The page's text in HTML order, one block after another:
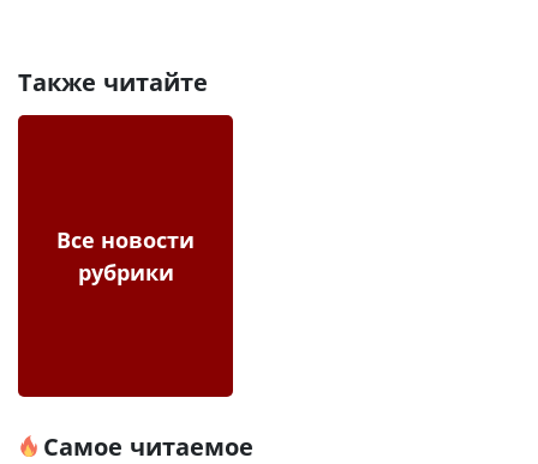
Также читайте
Все новости
рубрики
Самое читаемое